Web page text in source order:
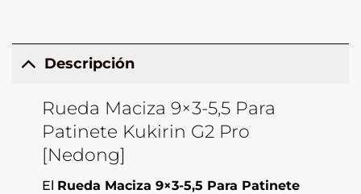
Descripción
Rueda Maciza 9×3-5,5 Para
Patinete Kukirin G2 Pro
[Nedong]
El Rueda Maciza 9×3-5,5 Para Patinete